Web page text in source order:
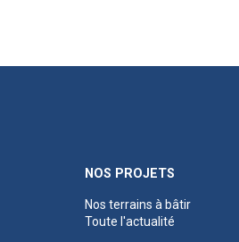
NOS PROJETS
Nos terrains à bâtir
Toute l'actualité